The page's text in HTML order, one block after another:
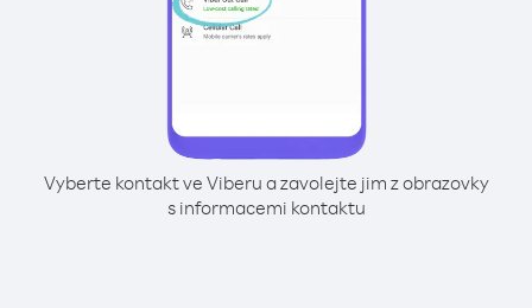
Vyberte kontakt ve Viberu a zavolejte jim z obrazovky
s informacemi kontaktu